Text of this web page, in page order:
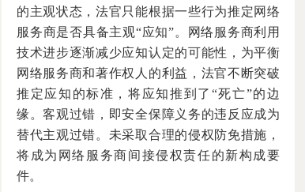
的主观状态，法官只能根据一些行为推定网络
服务商是否具备主观“应知”。网络服务商利用
技术进步逐渐减少应知认定的可能性，为平衡
网络服务商和著作权人的利益，法官不断突破
推定应知的标准，将应知推到了“死亡”的边
缘。客观过错，即安全保障义务的违反应成为
替代主观过错。未采取合理的侵权防免措施，
将成为网络服务商间接侵权责任的新构成要
件。